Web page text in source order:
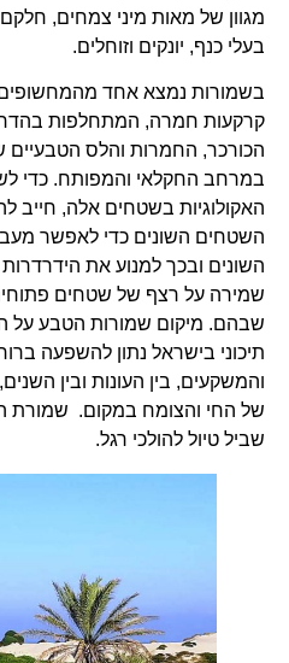
מגוון של מאות מיני צמחים, חלקם
בעלי כנף, יונקים וזוחלים.
בשמורות נמצא אחד מהמחשופים
קרקעות חמרה, המתחלפות
הכורכר, החמרות והלס הטבעיים
במרחב החקלאי והמפותח. כדי
האקולוגיות בשטחים אלה, חייב
השטחים השונים כדי לאפשר מעבר
השונים ובכך למנוע את הידרדרות
שמירה על רצף של שטחים פתוחים
שבהם. מיקום שמורות הטבע על
תיכוני בישראל נתון להשפעה ברורה
והמשקעים, בין העונות ובין השנים,
של החי והצומח במקום. שמורת
שביל טיול להולכי רגל.